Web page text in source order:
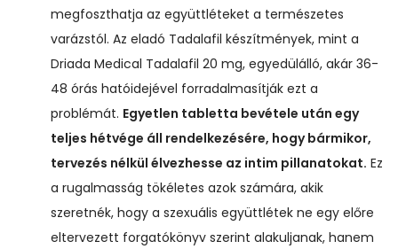
megfoszthatja az együttléteket a természetes
varázstól. Az eladó Tadalafil készítmények, mint a
Driada Medical Tadalafil 20 mg, egyedülálló, akár 36-
48 órás hatóidejével forradalmasítják ezt a
problémát. Egyetlen tabletta bevétele után egy
teljes hétvége áll rendelkezésére, hogy bármikor,
tervezés nélkül élvezhesse az intim pillanatokat. Ez
a rugalmasság tökéletes azok számára, akik
szeretnék, hogy a szexuális együttlétek ne egy előre
eltervezett forgatókönyv szerint alakuljanak, hanem